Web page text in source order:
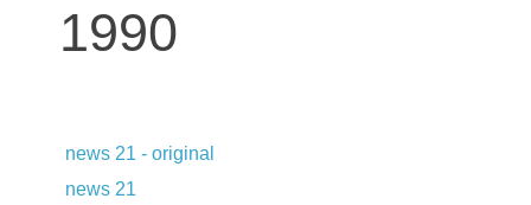
1990
news 21 - original
news 21